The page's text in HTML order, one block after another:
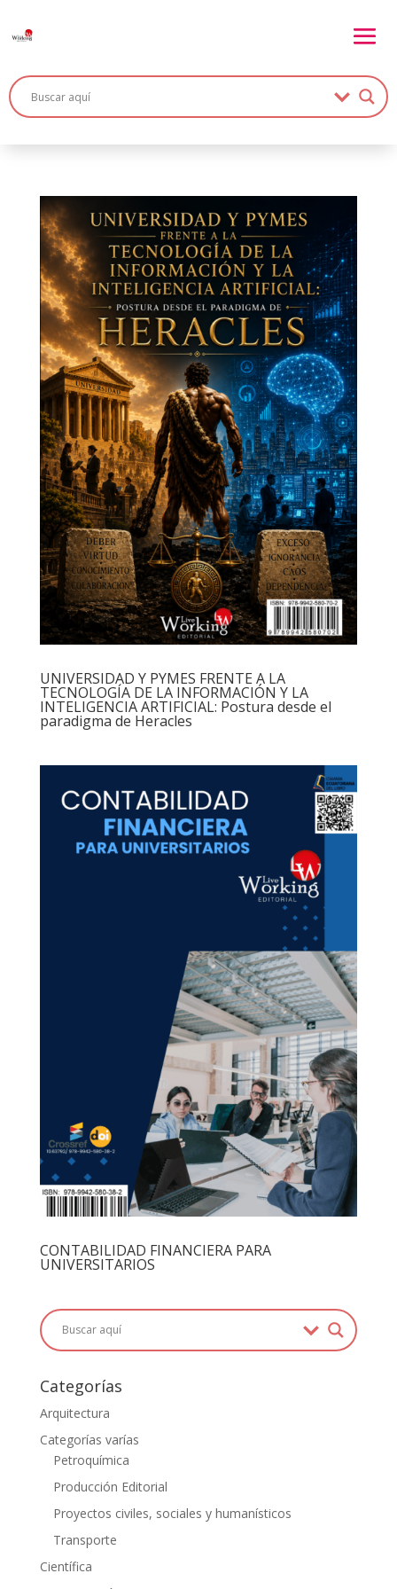
UNIVERSIDAD Y PYMES FRENTE A LA
TECNOLOGÍA DE LA INFORMACIÓN Y LA
INTELIGENCIA ARTIFICIAL: Postura desde el
paradigma de Heracles
CONTABILIDAD FINANCIERA PARA
UNIVERSITARIOS
Categorías
Arquitectura
Categorías varías
Petroquímica
Producción Editorial
Proyectos civiles, sociales y humanísticos
Transporte
Científica